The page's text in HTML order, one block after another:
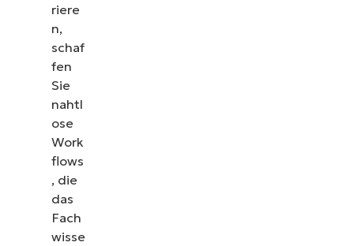
riere
n,
schaf
fen
Sie
nahtl
ose
Work
flows
, die
das
Fach
wisse